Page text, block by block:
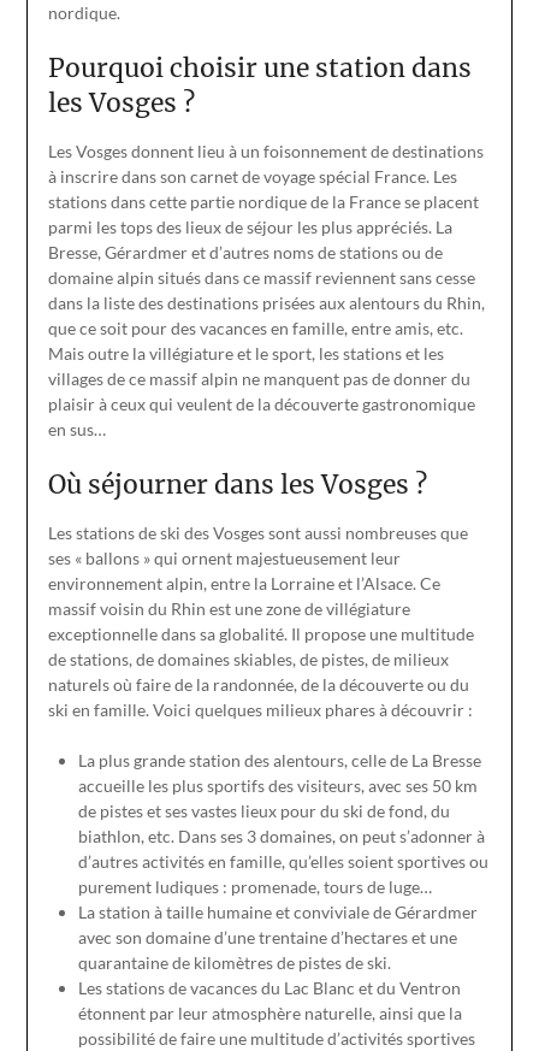
nordique.
Pourquoi choisir une station dans
les Vosges ?
Les Vosges donnent lieu à un foisonnement de destinations
à inscrire dans son carnet de voyage spécial France. Les
stations dans cette partie nordique de la France se placent
parmi les tops des lieux de séjour les plus appréciés. La
Bresse, Gérardmer et d’autres noms de stations ou de
domaine alpin situés dans ce massif reviennent sans cesse
dans la liste des destinations prisées aux alentours du Rhin,
que ce soit pour des vacances en famille, entre amis, etc.
Mais outre la villégiature et le sport, les stations et les
villages de ce massif alpin ne manquent pas de donner du
plaisir à ceux qui veulent de la découverte gastronomique
en sus…
Où séjourner dans les Vosges ?
Les stations de ski des Vosges sont aussi nombreuses que
ses « ballons » qui ornent majestueusement leur
environnement alpin, entre la Lorraine et l’Alsace. Ce
massif voisin du Rhin est une zone de villégiature
exceptionnelle dans sa globalité. Il propose une multitude
de stations, de domaines skiables, de pistes, de milieux
naturels où faire de la randonnée, de la découverte ou du
ski en famille. Voici quelques milieux phares à découvrir :
La plus grande station des alentours, celle de La Bresse
accueille les plus sportifs des visiteurs, avec ses 50 km
de pistes et ses vastes lieux pour du ski de fond, du
biathlon, etc. Dans ses 3 domaines, on peut s’adonner à
d’autres activités en famille, qu’elles soient sportives ou
purement ludiques : promenade, tours de luge…
La station à taille humaine et conviviale de Gérardmer
avec son domaine d’une trentaine d’hectares et une
quarantaine de kilomètres de pistes de ski.
Les stations de vacances du Lac Blanc et du Ventron
étonnent par leur atmosphère naturelle, ainsi que la
possibilité de faire une multitude d’activités sportives